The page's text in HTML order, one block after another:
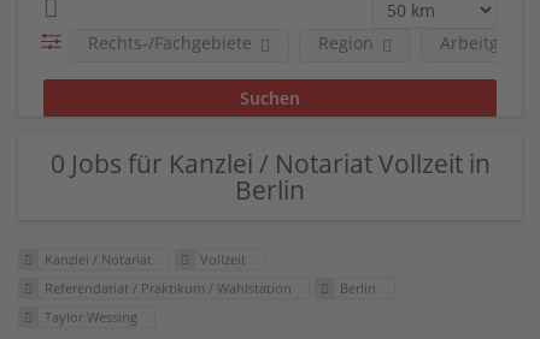
Rechts-/Fachgebiete Region
0 Jobs für Kanzlei / Notariat Vollzeit in
Berlin
Kanzlei / Notariat
Vollzeit
Referendariat / Praktikum / Wahlstation
Berlin
Taylor Wessing